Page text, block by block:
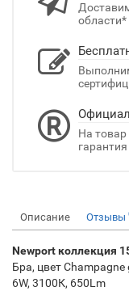
области*
На товар
Описание Отзывы
Newport коллекция
Бра, цвет
6W, 3100К, 650Lm